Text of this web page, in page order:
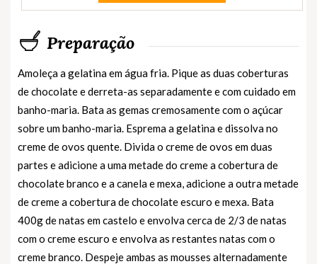
Preparação
Amoleça a gelatina em água fria. Pique as duas coberturas
de chocolate e derreta-as separadamente e com cuidado em
banho-maria. Bata as gemas cremosamente com o açúcar
sobre um banho-maria. Esprema a gelatina e dissolva no
creme de ovos quente. Divida o creme de ovos em duas
partes e adicione a uma metade do creme a cobertura de
chocolate branco e a canela e mexa, adicione a outra metade
de creme a cobertura de chocolate escuro e mexa. Bata
400g de natas em castelo e envolva cerca de 2/3 de natas
com o creme escuro e envolva as restantes natas com o
creme branco. Despeje ambas as mousses alternadamente